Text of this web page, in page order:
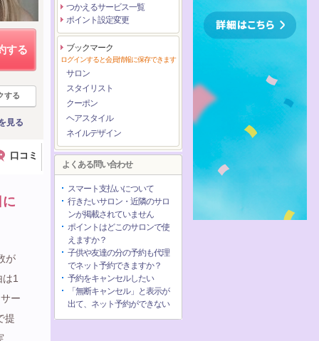
する
する
見る
口コミ
が
1
ー
提
つかえるサービス一覧
ポイント設定変更
ブックマーク
ログインすると会員情報に保存できます
サロン
スタイリスト
クーポン
ヘアスタイル
ネイルデザイン
よくある問い合わせ
スマート支払いについて
行きたいサロン・近隣のサロ
ンが掲載されていません
ポイントはどこのサロンで使
えますか？
子供や友達の分の予約も代理
でネット予約できますか？
予約をキャンセルしたい
「無断キャンセル」と表示が
出て、ネット予約ができない